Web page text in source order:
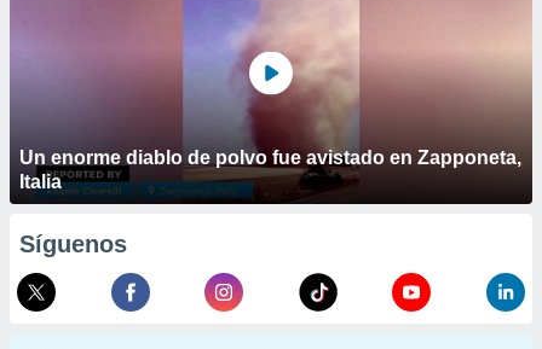
Un enorme diablo de polvo fue avistado en Zapponeta,
Italia
Síguenos